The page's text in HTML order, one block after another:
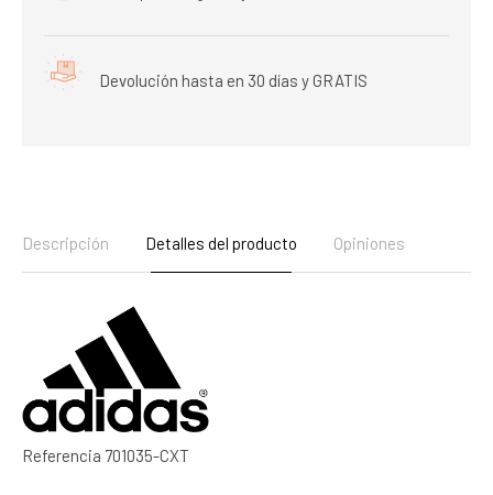
Devolución hasta en 30 días y GRATIS
Descripción Detalles del producto Opiniones
Referencia 701035-CXT